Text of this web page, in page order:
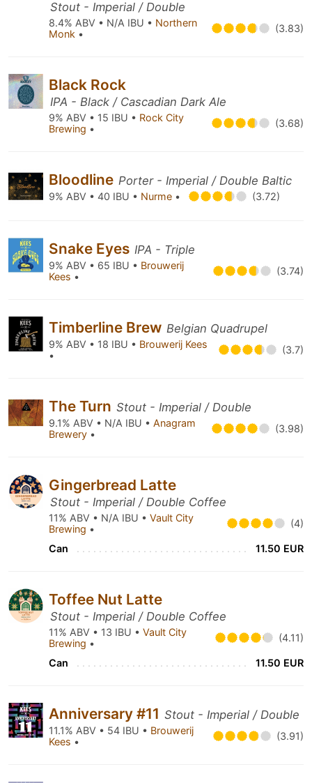
Stout - Imperial / Double
8.4% ABV • N/A IBU • Northern
Monk • (3.83)
Black Rock
IPA - Black / Cascadian Dark Ale
9% ABV • 15 IBU • Rock City
Brewing • (3.68)
Bloodline Porter - Imperial / Double Baltic
9% ABV • 40 IBU • Nurme • (3.72)
Snake Eyes IPA - Triple
9% ABV • 65 IBU • Brouwerij
Kees • (3.74)
Timberline Brew Belgian Quadrupel
9% ABV • 18 IBU • Brouwerij Kees
•
(3.7)
The Turn Stout - Imperial / Double
9.1% ABV • N/A IBU • Anagram
Brewery • (3.98)
Gingerbread Latte
Stout - Imperial / Double Coffee
11% ABV • N/A IBU • Vault City
Brewing • (4)
Can 11.50 EUR
Toffee Nut Latte
Stout - Imperial / Double Coffee
11% ABV • 13 IBU • Vault City
Brewing • (4.11)
Can 11.50 EUR
Anniversary #11 Stout - Imperial / Double
11.1% ABV • 54 IBU • Brouwerij
Kees • (3.91)